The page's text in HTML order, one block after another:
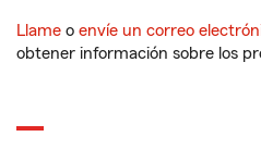
Llame o envíe un correo
obtener información sobre los